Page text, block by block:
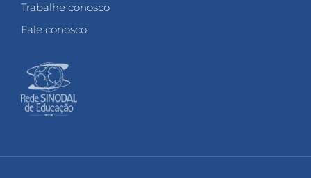
Trabalhe conosco
Fale conosco